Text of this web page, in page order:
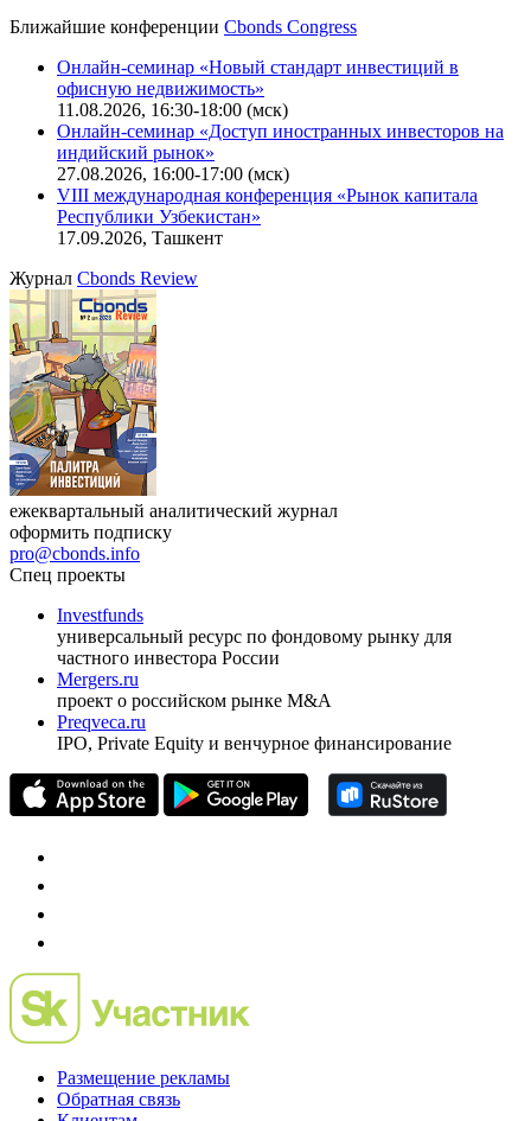
Поиск котировок облигаций
Ближайшие конференцииCbonds Congress
Онлайн-семинар «Новый стандарт инвестиций в
офисную недвижимость»
11.08.2026, 16:30-18:00 (мск)
Онлайн-семинар «Доступ иностранных инвесторов на
индийский рынок»
VIII международная конференция «Рынок капитала
Республики Узбекистан»
17.09.2026, Ташкент
ЖурналCbonds Review
ежеквартальный аналитический журнал
оформить подписку
pro@cbonds.info
Спец проекты
Investfunds
универсальный ресурс по фондовому рынку для
частного инвестора России
проект о российском рынке M&A
Preqveca.ru